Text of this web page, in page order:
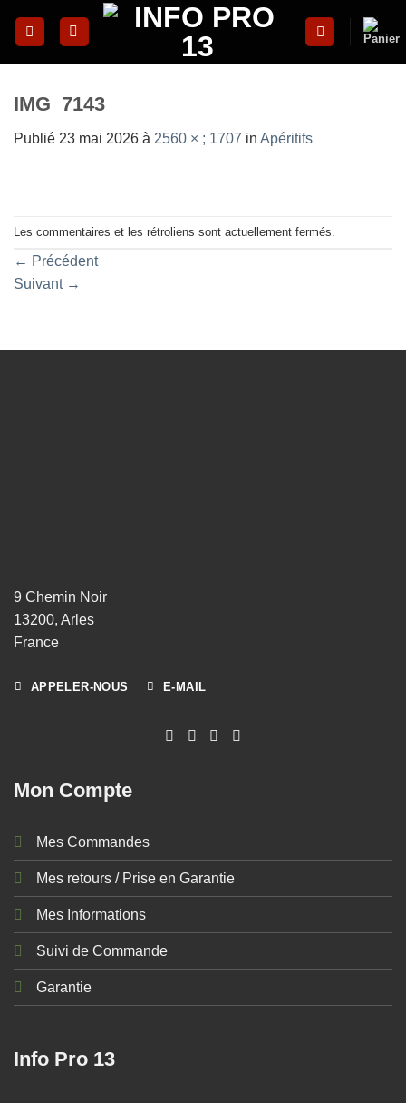
IMG_7143
Publié 23 mai 2026 à 2560 × ; 1707 in Apéritifs
Les commentaires et les rétroliens sont actuellement fermés.
← Précédent
Suivant →
9 Chemin Noir
13200, Arles
France
APPELER-NOUS E-MAIL
Mon Compte
Mes Commandes
Mes retours / Prise en Garantie
Mes Informations
Suivi de Commande
Garantie
Info Pro 13